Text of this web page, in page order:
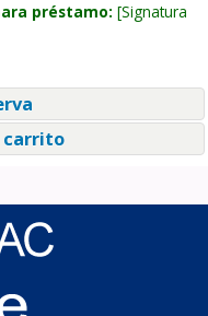
préstamo: Signatura